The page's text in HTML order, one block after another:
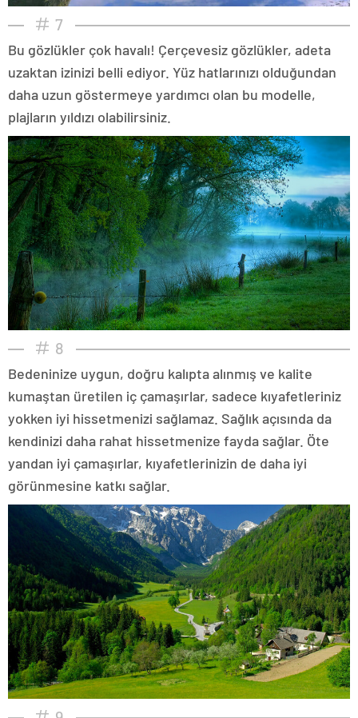
7
Bu gözlükler çok havalı! Çerçevesiz gözlükler, adeta
uzaktan izinizi belli ediyor. Yüz hatlarınızı olduğundan
daha uzun göstermeye yardımcı olan bu modelle,
plajların yıldızı olabilirsiniz.
8
Bedeninize uygun, doğru kalıpta alınmış ve kalite
kumaştan üretilen iç çamaşırlar, sadece kıyafetleriniz
yokken iyi hissetmenizi sağlamaz. Sağlık açısında da
kendinizi daha rahat hissetmenize fayda sağlar. Öte
yandan iyi çamaşırlar, kıyafetlerinizin de daha iyi
görünmesine katkı sağlar.